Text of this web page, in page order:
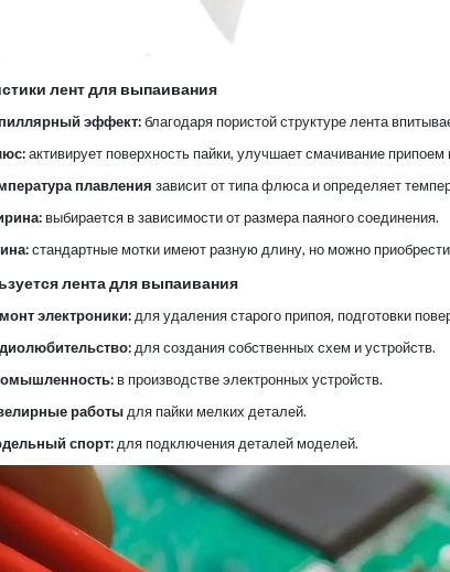
лент для выпаивания
эффект:благодаря пористой структуре лента
активирует поверхность пайки, улучшает смачивание
плавления зависит от типа флюса и определяет
выбирается в зависимости от размера паяного соединения.
стандартные мотки имеют разную длину, но можно
лента для выпаивания
электроники: для удаления старого припоя, подготовки
для создания собственных схем и устройств.
в производстве электронных устройств.
работы для пайки мелких деталей.
спорт: для подключения деталей моделей.